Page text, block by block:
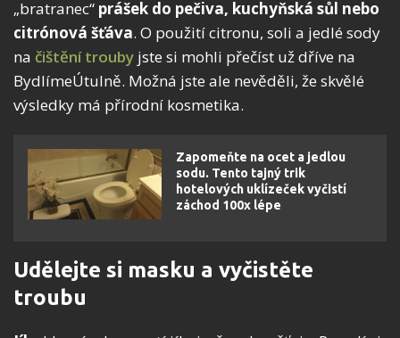
„bratranec“ prášek do pečiva, kuchyňská sůl nebo
citrónová šťáva. O použití citronu, soli a jedlé sody
na čištění trouby jste si mohli přečíst už dříve na
BydlímeÚtulně. Možná jste ale nevěděli, že skvělé
výsledky má přírodní kosmetika.
Zapomeňte na ocet a jedlou
sodu. Tento tajný trik
hotelových uklízeček vyčistí
záchod 100x lépe
Udělejte si masku a vyčistěte
troubu